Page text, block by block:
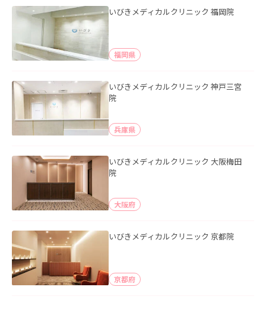
いびきメディカルクリニック 福岡院
福岡県
いびきメディカルクリニック 神戸三宮
院
兵庫県
いびきメディカルクリニック 大阪梅田
院
大阪府
いびきメディカルクリニック 京都院
京都府